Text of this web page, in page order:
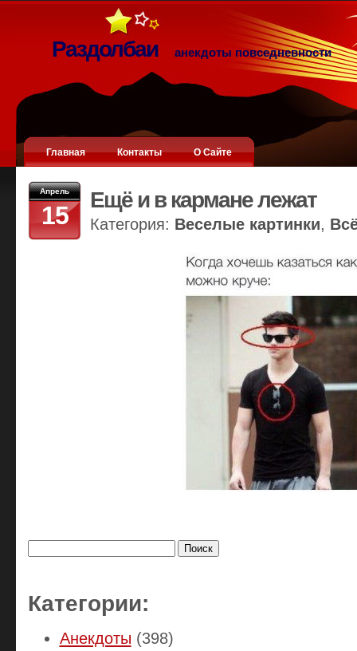
Раздолбаи анекдоты повседневности
Главная Контакты О Сайте
Апрель
15
Ещё и в кармане лежат
Категория: Веселые картинки,
Категории:
Анекдоты (398)